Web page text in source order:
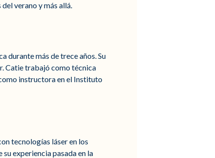
verano y más allá.
durante más de trece años. Su
Catie trabajó como técnica
instructora en el Instituto
tecnologías láser en los
experiencia pasada en la